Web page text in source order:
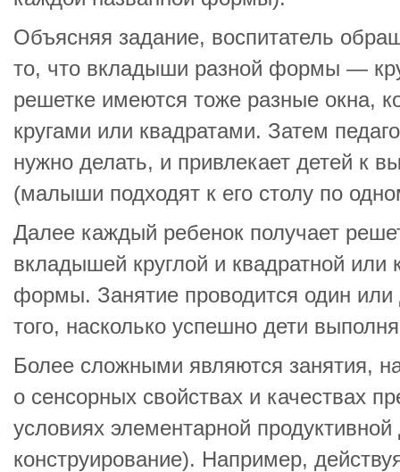
Объясняя задание, воспитатель
то, что вкладыши разной формы —
решетке имеются тоже разные окна,
кругами или квадратами. Затем
нужно делать, и привлекает детей к
(малыши подходят к его столу по
Далее каждый ребенок получает
вкладышей круглой и квадратной или
формы. Занятие проводится один или
того, насколько успешно дети
Более сложными являются занятия,
о сенсорных свойствах и качествах
условиях элементарной
конструирование). Например,